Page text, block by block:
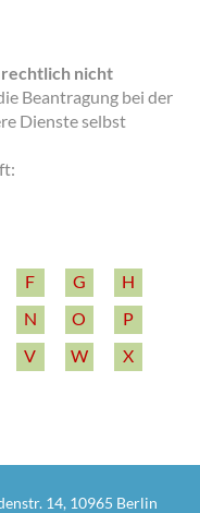
nicht
Beantragung bei der
Dienste selbst
F G
H
N O
P
V W
X
14, 10965 Berlin